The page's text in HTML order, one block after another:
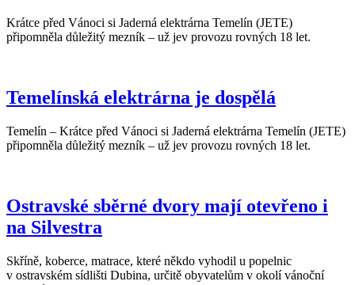
Krátce před Vánoci si Jaderná elektrárna Temelín (JETE)
připomněla důležitý mezník – už jev provozu rovných 18 let.
Temelínská elektrárna je dospělá
Temelín – Krátce před Vánoci si Jaderná elektrárna Temelín (JETE)
připomněla důležitý mezník – už jev provozu rovných 18 let.
Ostravské sběrné dvory mají otevřeno i
na Silvestra
Skříně, koberce, matrace, které někdo vyhodil u popelnic
v ostravském sídlišti Dubina, určitě obyvatelům v okolí vánoční